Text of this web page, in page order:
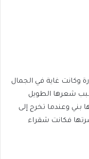
وكانت غاية في الجمال
شعرها الطويل
بني وعندما تخرج إلى
فكانت شقراء